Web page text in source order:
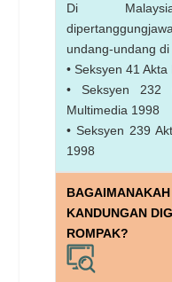
Di
undang-undang di
• Seksyen 41
• Seksyen 232
Multimedia 1998
• Seksyen 239
1998
KANDUNGAN
ROMPAK?